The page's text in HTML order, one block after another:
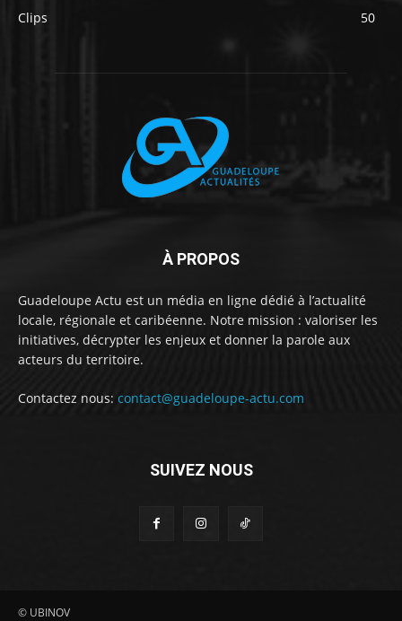
Clips
50
À PROPOS
Guadeloupe Actu est un média en ligne dédié à l’actualité
locale, régionale et caribéenne. Notre mission : valoriser les
initiatives, décrypter les enjeux et donner la parole aux
acteurs du territoire.
Contactez nous: contact@guadeloupe-actu.com
SUIVEZ NOUS
© UBINOV